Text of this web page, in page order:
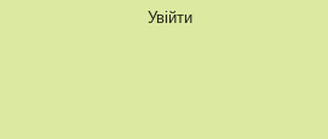
Увійти